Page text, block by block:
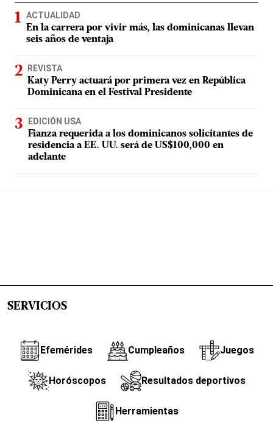
ACTUALIDAD
En la carrera por vivir más, las dominicanas llevan
seis años de ventaja
REVISTA
Katy Perry actuará por primera vez en República
Dominicana en el Festival Presidente
EDICIÓN USA
Fianza requerida a los dominicanos solicitantes de
residencia a EE. UU. será de US$100,000 en
adelante
SERVICIOS
Efemérides Cumpleaños Juegos
Horóscopos Resultados deportivos
Herramientas